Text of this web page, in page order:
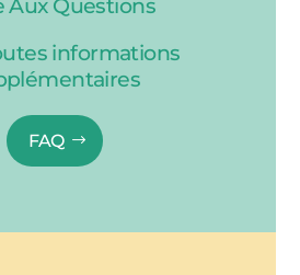
Aux Questions
informations
FAQ